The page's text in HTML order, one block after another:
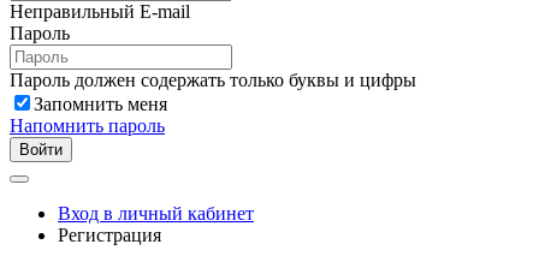
Неправильный E-mail
Пароль
Пароль должен содержать только буквы и цифры
Запомнить меня
Напомнить пароль
Войти
Вход в личный кабинет
Регистрация